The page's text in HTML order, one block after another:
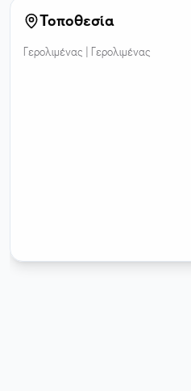
Τοποθεσία
Γερολιμένας | Γερολιμένας